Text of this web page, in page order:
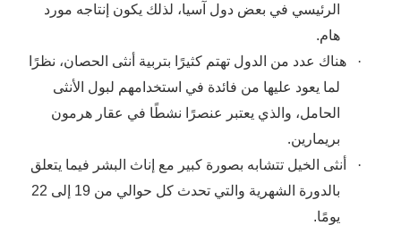
الرئيسي في بعض دول آسيا، لذلك يكون إنتاجه مورد
هام.
·
هناك عدد من الدول تهتم كثيرًا بتربية أنثى الحصان، نظرًا
لما يعود عليها من فائدة في استخدامهم لبول الأنثى
الحامل، والذي يعتبر عنصرًا نشطًا في عقار هرمون
بريمارين.
·
أنثى الخيل تتشابه بصورة كبير مع إناث البشر فيما يتعلق
بالدورة الشهرية والتي تحدث كل حوالي من 19 إلى 22
يومًا.